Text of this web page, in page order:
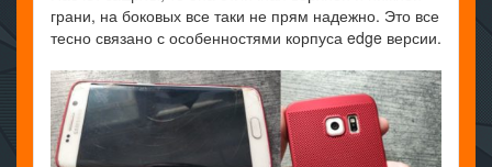
грани, на боковых все таки не прям надежно. Это все
тесно связано с особенностями корпуса edge версии.